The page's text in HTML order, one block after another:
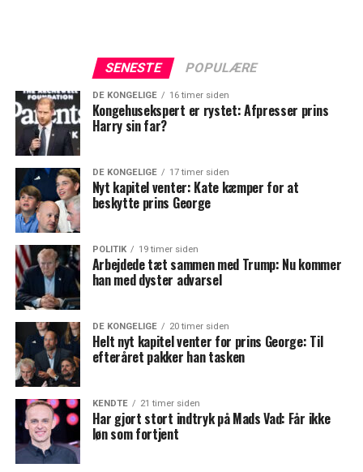
SENESTE POPULÆRE
DE KONGELIGE 16 timer siden
Kongehusekspert er rystet: Afpresser prins
Harry sin far?
DE KONGELIGE 17 timer siden
Nyt kapitel venter: Kate kæmper for at
beskytte prins George
POLITIK 19 timer siden
Arbejdede tæt sammen med Trump: Nu kommer
han med dyster advarsel
DE KONGELIGE 20 timer siden
Helt nyt kapitel venter for prins George: Til
efteråret pakker han tasken
KENDTE 21 timer siden
Har gjort stort indtryk på Mads Vad: Får ikke
løn som fortjent